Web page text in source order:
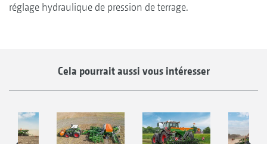
réglage hydraulique de pression de terrage.
Cela pourrait aussi vous intéresser